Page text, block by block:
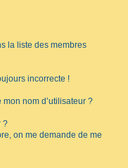
la liste des membres
incorrecte !
nom d’utilisateur ?
?
on me demande de me